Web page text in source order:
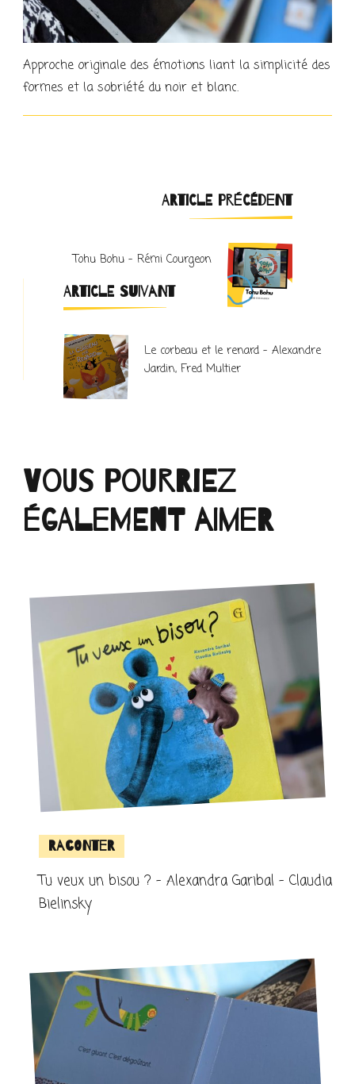
Approche originale des émotions liant la simplicité des
formes et la sobriété du noir et blanc.
Navigation
d'article
ARTICLE PRÉCÉDENT
Tohu Bohu – Rémi Courgeon
ARTICLE SUIVANT
Le corbeau et le renard – Alexandre
Jardin, Fred Multier
Vous pourriez
également aimer
Raconter
Tu veux un bisou ? – Alexandra Garibal – Claudia
Bielinsky